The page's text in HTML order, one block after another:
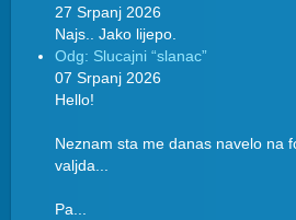
27 Srpanj 2026
Najs.. Jako lijepo.
Odg: Slucajni “slanac”
07 Srpanj 2026
Hello!
Neznam sta me danas navelo na
valjda...
Pa...